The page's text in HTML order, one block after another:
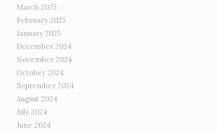
March 2025
February 2025
January 2025
December 2024
November 2024
October 2024
September 2024
August 2024
July 2024
June 2024